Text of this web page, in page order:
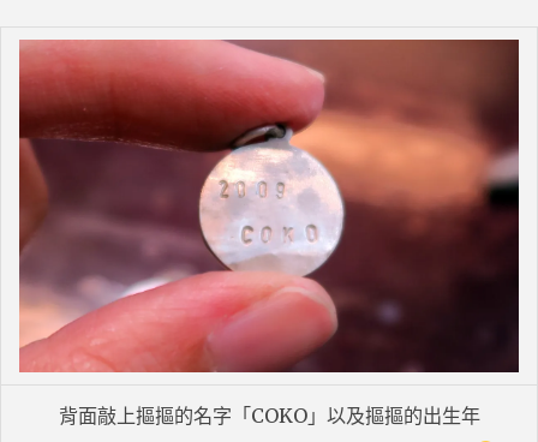
背面敲上摳摳的名字「COKO」以及摳摳的出生年